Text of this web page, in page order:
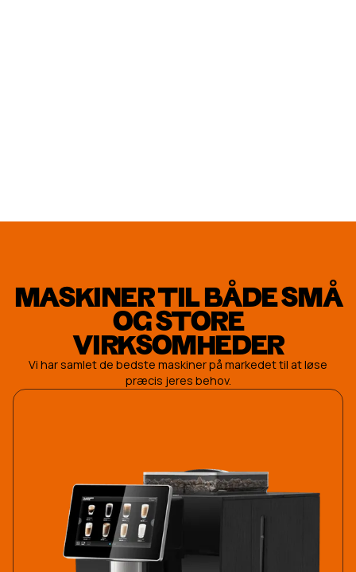
MASKINER TIL BÅDE SMÅ
OG STORE
VIRKSOMHEDER
Vi har samlet de bedste maskiner på markedet til at løse
præcis jeres behov.